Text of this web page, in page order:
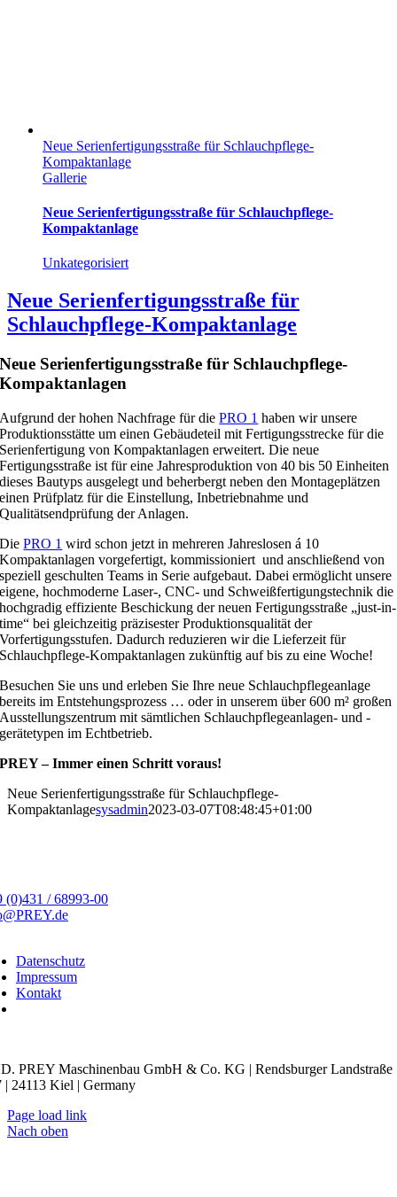
Neue Serienfertigungsstraße für Schlauchpflege-
Kompaktanlage
Gallerie
Neue Serienfertigungsstraße für Schlauchpflege-
Kompaktanlage
Unkategorisiert
Neue Serienfertigungsstraße für
Schlauchpflege-Kompaktanlage
Neue Serienfertigungsstraße für Schlauchpflege-
Kompaktanlagen
Aufgrund der hohen Nachfrage für diePRO 1 haben wir unsere
Produktionsstätte um einen Gebäudeteil mit Fertigungsstrecke für die
Serienfertigung von Kompaktanlagen erweitert. Die neue
Fertigungsstraße ist für eine Jahresproduktion von 40 bis 50 Einheiten
dieses Bautyps ausgelegt und beherbergt neben den Montageplätzen
einen Prüfplatz für die Einstellung, Inbetriebnahme und
Qualitätsendprüfung der Anlagen.
DiePRO 1 wird schon jetzt in mehreren Jahreslosen á 10
Kompaktanlagen vorgefertigt, kommissioniert und anschließend von
speziell geschulten Teams in Serie aufgebaut. Dabei ermöglicht unsere
eigene, hochmoderne Laser-, CNC- und Schweißfertigungstechnik die
hochgradig effiziente Beschickung der neuen Fertigungsstraße „just-in-
time“ bei gleichzeitig präzisester Produktionsqualität der
Vorfertigungsstufen. Dadurch reduzieren wir die Lieferzeit für
Schlauchpflege-Kompaktanlagen zukünftig auf bis zu eine Woche!
Besuchen Sie uns und erleben Sie Ihre neue Schlauchpflegeanlage
bereits im Entstehungsprozess … oder in unserem über 600 m² großen
Ausstellungszentrum mit sämtlichen Schlauchpflegeanlagen- und -
gerätetypen im Echtbetrieb.
PREY – Immer einen Schritt voraus!
Neue Serienfertigungsstraße für Schlauchpflege-
Kompaktanlagesysadmin2023-03-07T08:48:45+01:00
(0)431 / 68993-00
Datenschutz
Impressum
Kontakt
PREY Maschinenbau GmbH & Co. KG | Rendsburger Landstraße
| 24113 Kiel | Germany
Page load link
Nach oben